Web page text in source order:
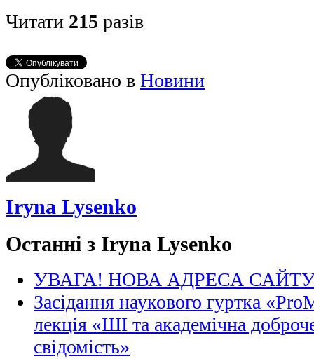
Читати 215 разів
Опубліковано в Новини
Iryna Lysenko
Останні з Iryna Lysenko
УВАГА! НОВА АДРЕСА
Засідання наукового гуртка
лекція «ШІ та академічна
свідомість»